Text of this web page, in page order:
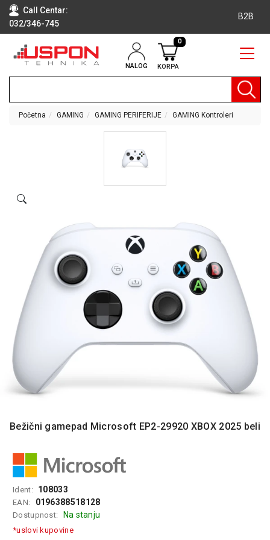
Call Centar:
032/346-745
B2B
NALOG KORPA
0
RAČUNARI
TEHNIKA
VIDEO
RAČUNARI
MONITORI
DODATNA
OPREMA
MOBILNI I
FIKSNI
TELEFONI
MALI
KUĆNI
NEGA
TELA
RAČUNARSKE
KOMPONENTE
RAČUNARSKE
PERIFERIJE
Početna GAMING GAMING PERIFERIJE GAMING Kontroleri
Bežični gamepad Microsoft EP2-29920 XBOX 2025 beli
Ident: 108033
EAN: 0196388518128
Dostupnost: Na stanju
*uslovi kupovine